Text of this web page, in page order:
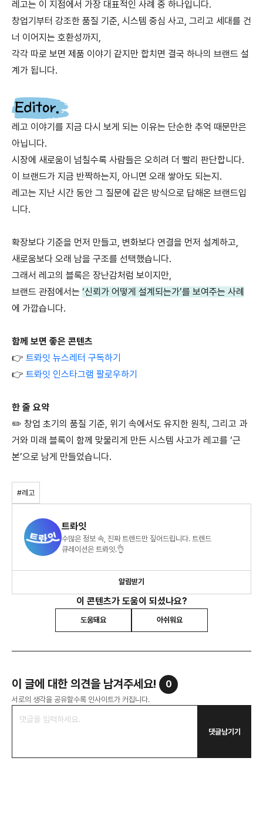
레고는 이 지점에서 가장 대표적인 사례 중 하나입니다.
창업기부터 강조한 품질 기준, 시스템 중심 사고, 그리고 세대를 건
너 이어지는 호환성까지,
각각 따로 보면 제품 이야기 같지만 합치면 결국 하나의 브랜드 설
계가 됩니다.
레고 이야기를 지금 다시 보게 되는 이유는 단순한 추억 때문만은
아닙니다.
시장에 새로움이 넘칠수록 사람들은 오히려 더 빨리 판단합니다.
이 브랜드가 지금 반짝하는지, 아니면 오래 쌓아도 되는지.
레고는 지난 시간 동안 그 질문에 같은 방식으로 답해온 브랜드입
니다.
확장보다 기준을 먼저 만들고, 변화보다 연결을 먼저 설계하고,
새로움보다 오래 남을 구조를 선택했습니다.
그래서 레고의 블록은 장난감처럼 보이지만,
브랜드 관점에서는 ‘신뢰가 어떻게 설계되는가’를 보여주는 사례
에 가깝습니다.
함께 보면 좋은 콘텐츠
👉 트롸잇 뉴스레터 구독하기
👉 트롸잇 인스타그램 팔로우하기
한 줄 요약
✏️ 창업 초기의 품질 기준, 위기 속에서도 유지한 원칙, 그리고 과
거와 미래 블록이 함께 맞물리게 만든 시스템 사고가 레고를 ‘근
본’으로 남게 만들었습니다.
#레고
트롸잇
수많은 정보 속, 진짜 트렌드만 짚어드립니다. 트렌드
큐레이션은 트롸잇.👌
알림받기
이 콘텐츠가 도움이 되셨나요?
도움돼요 아쉬워요
이 글에 대한 의견을 남겨주세요! 0
서로의 생각을 공유할수록 인사이트가 커집니다.
댓글남기기